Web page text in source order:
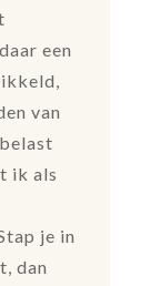
een
van
ik als
je in
dan